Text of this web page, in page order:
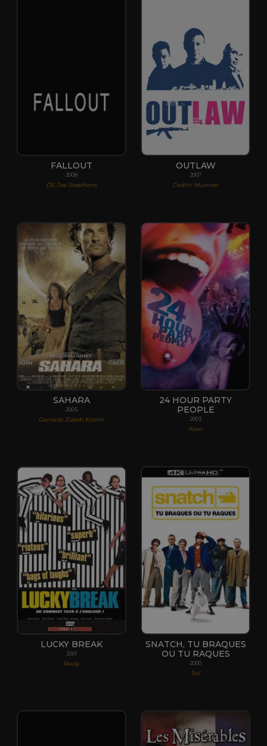
FALLOUT
2008
DS Joe Stephens
OUTLAW
2007
Cedric Munroe
SAHARA
2005
General Zateb Kazim
24 HOUR PARTY
PEOPLE
2003
Alan
LUCKY BREAK
2001
Rudy
SNATCH, TU BRAQUES
OU TU RAQUES
2000
Sol